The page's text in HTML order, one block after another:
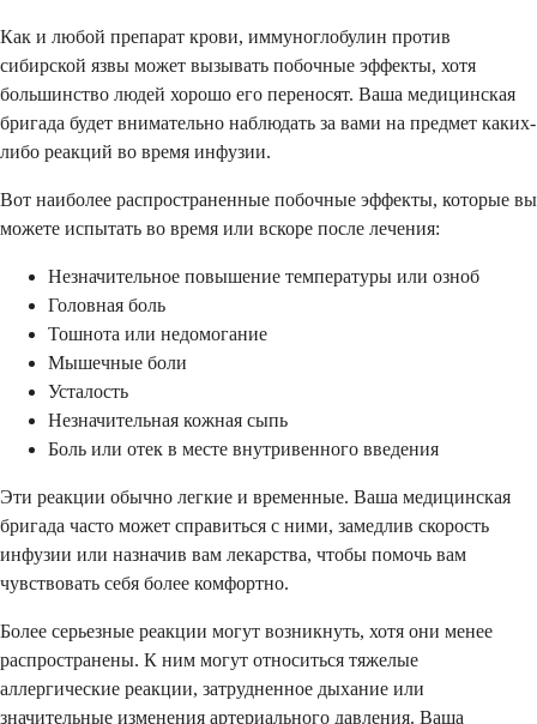
Как и любой препарат крови, иммуноглобулин против
сибирской язвы может вызывать побочные эффекты, хотя
большинство людей хорошо его переносят. Ваша медицинская
бригада будет внимательно наблюдать за вами на предмет каких-
либо реакций во время инфузии.
Вот наиболее распространенные побочные эффекты, которые вы
можете испытать во время или вскоре после лечения:
Незначительное повышение температуры или озноб
Головная боль
Тошнота или недомогание
Мышечные боли
Усталость
Незначительная кожная сыпь
Боль или отек в месте внутривенного введения
Эти реакции обычно легкие и временные. Ваша медицинская
бригада часто может справиться с ними, замедлив скорость
инфузии или назначив вам лекарства, чтобы помочь вам
чувствовать себя более комфортно.
Более серьезные реакции могут возникнуть, хотя они менее
распространены. К ним могут относиться тяжелые
аллергические реакции, затрудненное дыхание или
значительные изменения артериального давления. Ваша